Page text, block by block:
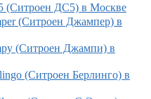
(Ситроен ДС5) в Москве
(Ситроен Джампер) в
(Ситроен Джампи) в
(Ситроен Берлинго) в